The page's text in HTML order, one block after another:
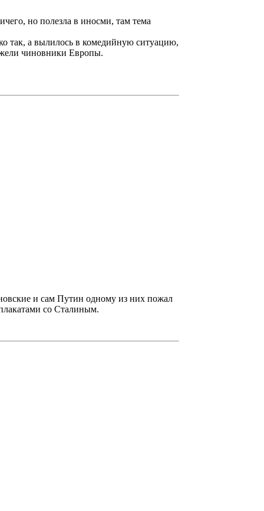
но полезла в иносми, там тема
так, а вылилось в комедийную ситуацию,
чиновники Европы.
и сам Путин одному из них пожал
со Сталиным.